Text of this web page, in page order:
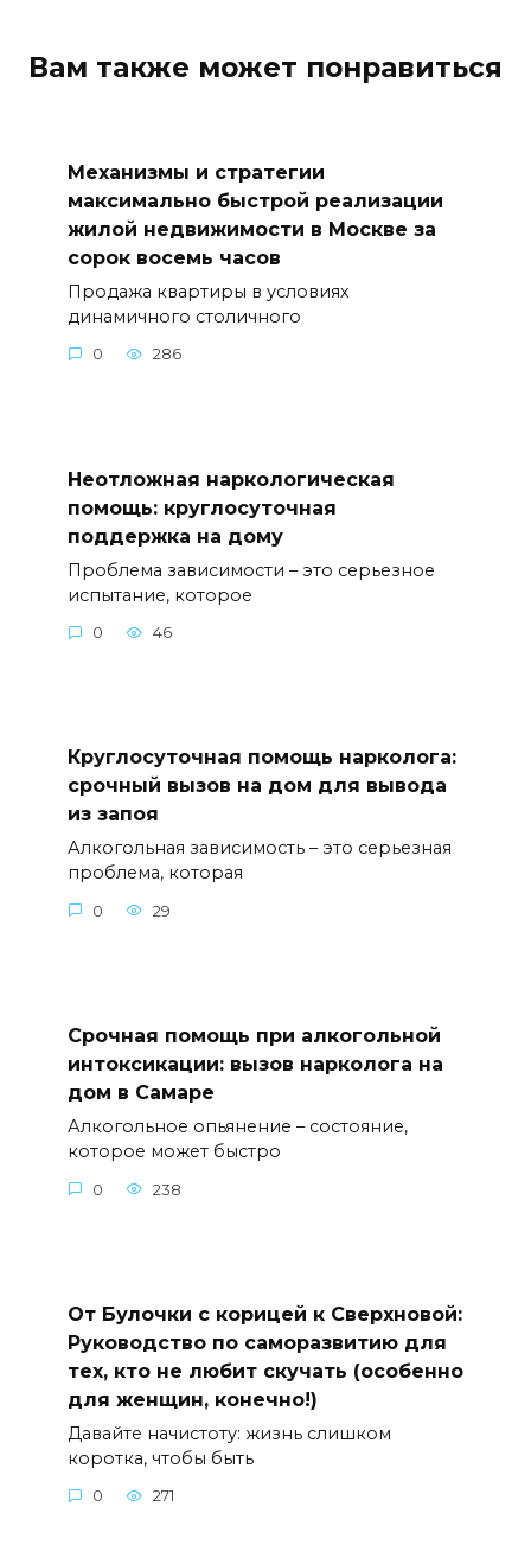
Вам также может понравиться
Механизмы и стратегии
максимально быстрой реализации
жилой недвижимости в Москве за
сорок восемь часов
Продажа квартиры в условиях
динамичного столичного
0 286
Неотложная наркологическая
помощь: круглосуточная
поддержка на дому
Проблема зависимости – это серьезное
испытание, которое
0 46
Круглосуточная помощь нарколога:
срочный вызов на дом для вывода
из запоя
Алкогольная зависимость – это серьезная
проблема, которая
0 29
Срочная помощь при алкогольной
интоксикации: вызов нарколога на
дом в Самаре
Алкогольное опьянение – состояние,
которое может быстро
0 238
От Булочки с корицей к Сверхновой:
Руководство по саморазвитию для
тех, кто не любит скучать (особенно
для женщин, конечно!)
Давайте начистоту: жизнь слишком
коротка, чтобы быть
0 271